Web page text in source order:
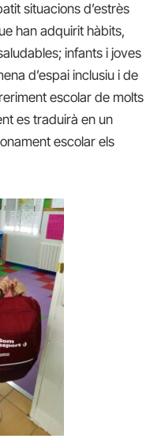
situacions d’estrès
han adquirit hàbits,
infants i joves
d’espai inclusiu i de
escolar de molts
es traduirà en un
escolar els